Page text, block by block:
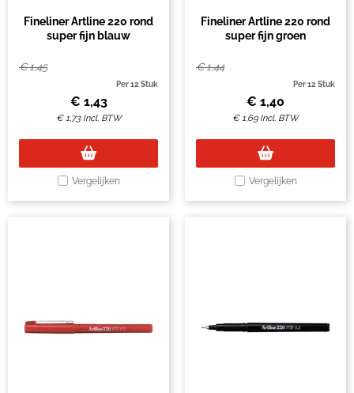
Fineliner Artline 220 rond
super fijn blauw
€1,45
Per 12 Stuk
€ 1,43
€1,73 Incl. BTW
Vergelijken
Fineliner Artline 220 rond
super fijn groen
€1,44
Per 12 Stuk
€ 1,40
€1,69 Incl. BTW
Vergelijken